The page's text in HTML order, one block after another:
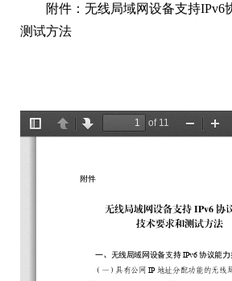
附件：无线局域网设备支持IPv6
测试方法